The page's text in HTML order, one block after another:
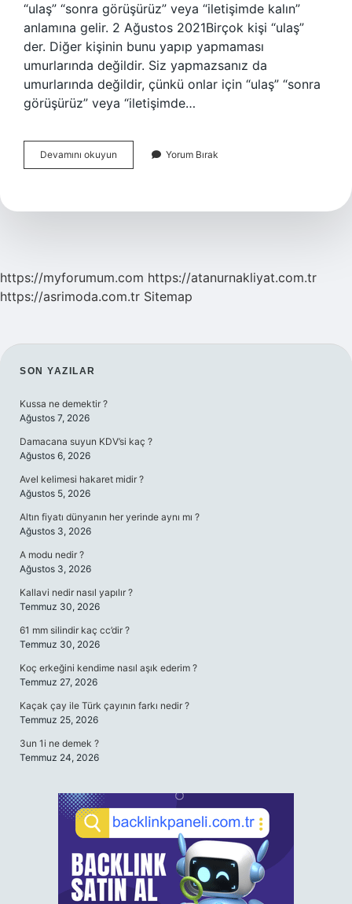
“ulaş” “sonra görüşürüz” veya “iletişimde kalın”
anlamına gelir. 2 Ağustos 2021Birçok kişi “ulaş”
der. Diğer kişinin bunu yapıp yapmaması
umurlarında değildir. Siz yapmazsanız da
umurlarında değildir, çünkü onlar için “ulaş” “sonra
görüşürüz” veya “iletişimde…
Devamını okuyun
Ne
Yorum Bırak
https://myforumum.com https://atanurnakliyat.com.tr
https://asrimoda.com.tr Sitemap
SIDEBAR
SON YAZILAR
Kussa ne demektir ?
Ağustos 7, 2026
Damacana suyun KDV’si kaç ?
Ağustos 6, 2026
Avel kelimesi hakaret midir ?
Ağustos 5, 2026
Altın fiyatı dünyanın her yerinde aynı mı ?
Ağustos 3, 2026
A modu nedir ?
Ağustos 3, 2026
Kallavi nedir nasıl yapılır ?
Temmuz 30, 2026
61 mm silindir kaç cc’dir ?
Temmuz 30, 2026
Koç erkeğini kendime nasıl aşık ederim ?
Temmuz 27, 2026
Kaçak çay ile Türk çayının farkı nedir ?
Temmuz 25, 2026
3un 1i ne demek ?
Temmuz 24, 2026